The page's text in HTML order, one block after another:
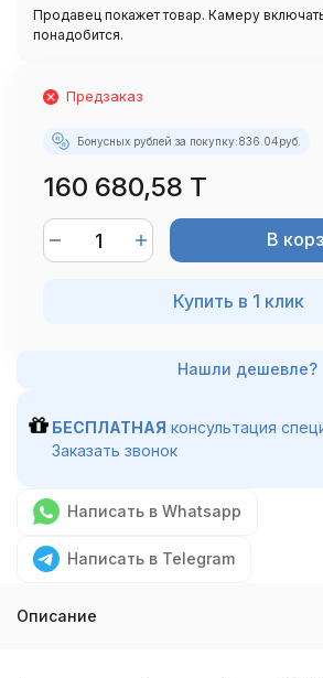
Продавец покажет товар. Камеру
понадобится.
Предзаказ
Бонусных рублей за покупку:836.04руб.
160 680,58 T
В
Купить в 1 клик
БЕСПЛАТНАЯ консультация
Заказать звонок
Написать в Whatsapp
Написать в Telegram
Описание